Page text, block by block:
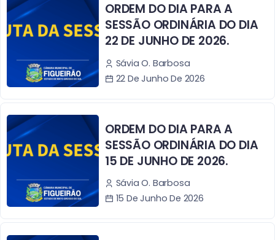
ORDEM DO DIA PARA A
SESSÃO ORDINÁRIA DO DIA
22 DE JUNHO DE 2026.
Sávia O. Barbosa
22 De Junho De 2026
ORDEM DO DIA PARA A
SESSÃO ORDINÁRIA DO DIA
15 DE JUNHO DE 2026.
Sávia O. Barbosa
15 De Junho De 2026